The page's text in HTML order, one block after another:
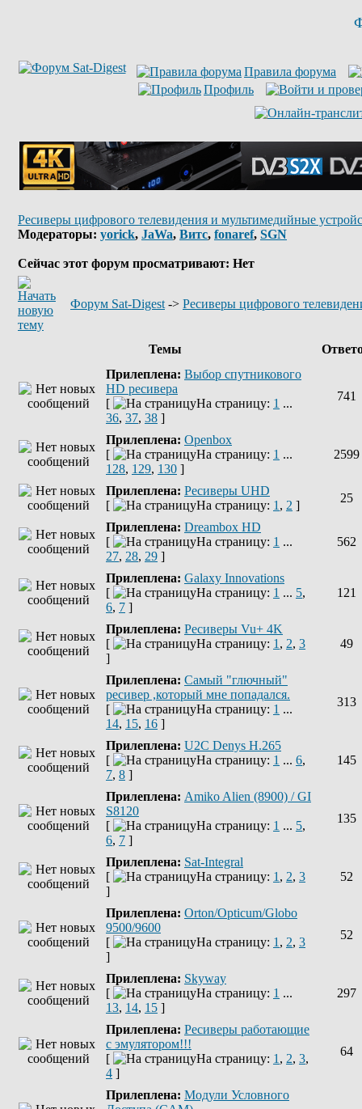
Правила форума
Профиль
Ресиверы цифрового телевидения и мультимедийные
Модераторы: yorick, JaWa, Витс, fonaref, SGN
Сейчас этот форум просматривают: Нет
Форум Sat-Digest -> Ресиверы цифрового
Темы
Прилеплена: Выбор спутникового
HD ресивера
[
На страницу: 1 ...
36, 37, 38 ]
741
Прилеплена: Openbox
[
На страницу: 1 ...
128, 129, 130 ]
2599
Прилеплена: Ресиверы UHD
[
На страницу: 1 , 2 ]
25
Прилеплена: Dreambox HD
[
На страницу: 1 ...
27, 28, 29 ]
562
Прилеплена: Galaxy Innovations
[
На страницу: 1 ... 5,
6, 7 ]
121
Прилеплена: Ресиверы Vu+ 4K
[
На страницу: 1 , 2, 3
]
49
Прилеплена: Самый "глючный"
ресивер ,который мне попадался.
[
На страницу: 1 ...
14, 15, 16 ]
313
Прилеплена: U2C Denys H.265
[
На страницу: 1 ... 6,
7, 8 ]
145
Прилеплена: Amiko Alien (8900) / GI
S8120
[
На страницу: 1 ... 5,
6, 7 ]
135
Прилеплена: Sat-Integral
[
На страницу: 1 , 2, 3
]
52
Прилеплена: Orton/Opticum/Globo
9500/9600
[
На страницу: 1 , 2, 3
]
52
Прилеплена: Skyway
[
На страницу: 1 ...
13, 14, 15 ]
297
Прилеплена: Ресиверы работающие
с эмулятором!!!
[
На страницу: 1 , 2, 3,
4 ]
64
Прилеплена: Модули Условного